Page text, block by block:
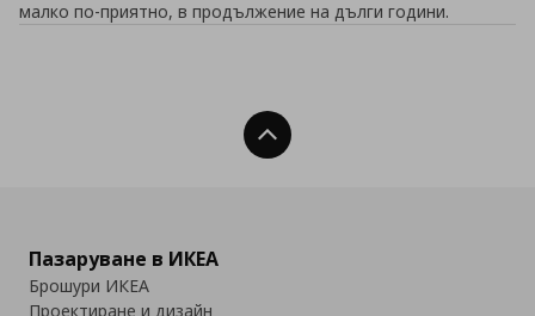
малко по-приятно, в продължение на дълги години.
Нагоре
Пазаруване в ИКЕА
Брошури ИКЕА
Проектиране и дизайн